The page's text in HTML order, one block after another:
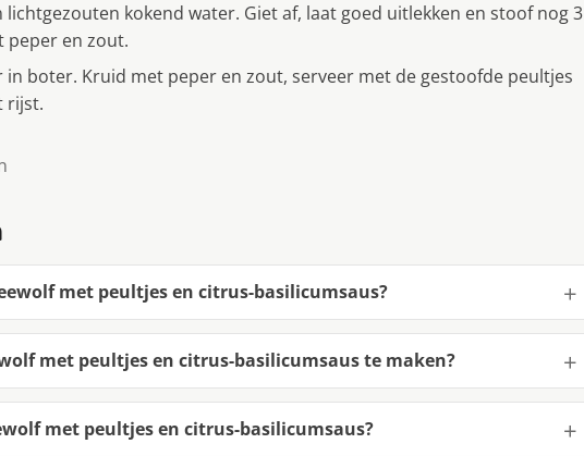
kokend water. Giet af, laat goed uitlekken en stoof nog 3
peper en zout.
in boter. Kruid met peper en zout, serveer met de gestoofde peultjes
rijst.
met peultjes en citrus-basilicumsaus?
met peultjes en citrus-basilicumsaus te maken?
met peultjes en citrus-basilicumsaus?